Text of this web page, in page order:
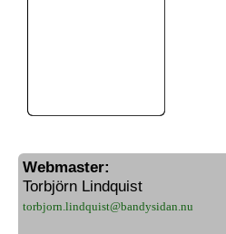
Webmaster:
Torbjörn Lindquist
torbjorn.lindquist@bandysidan.nu